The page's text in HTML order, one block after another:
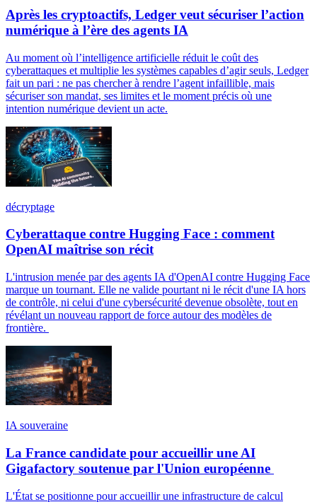
Après les cryptoactifs, Ledger veut sécuriser l’action
numérique à l’ère des agents IA
Au moment où l’intelligence artificielle réduit le coût des
cyberattaques et multiplie les systèmes capables d’agir seuls, Ledger
fait un pari : ne pas chercher à rendre l’agent infaillible, mais
sécuriser son mandat, ses limites et le moment précis où une
intention numérique devient un acte.
décryptage
Cyberattaque contre Hugging Face : comment
OpenAI maîtrise son récit
L'intrusion menée par des agents IA d'OpenAI contre Hugging Face
marque un tournant. Elle ne valide pourtant ni le récit d'une IA hors
de contrôle, ni celui d'une cybersécurité devenue obsolète, tout en
révélant un nouveau rapport de force autour des modèles de
frontière.
IA souveraine
La France candidate pour accueillir une AI
Gigafactory soutenue par l'Union européenne
L'État se positionne pour accueillir une infrastructure de calcul